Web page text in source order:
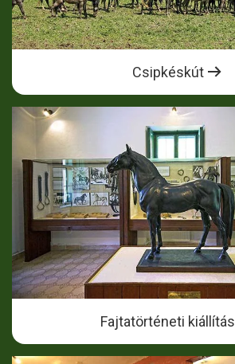
Csipkéskút
Fajtatörténeti kiállítás